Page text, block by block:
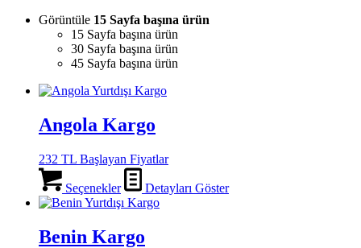
Görüntüle 15 Sayfa başına ürün
15 Sayfa başına ürün
30 Sayfa başına ürün
45 Sayfa başına ürün
Angola Kargo
232 TL Başlayan Fiyatlar
Seçenekler Detayları Göster
Benin Kargo